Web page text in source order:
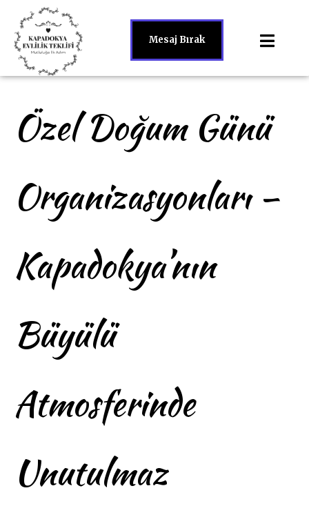
Mesaj Bırak
Özel Doğum Günü
Organizasyonları –
Kapadokya’nın
Büyülü
Atmosferinde
Unutulmaz